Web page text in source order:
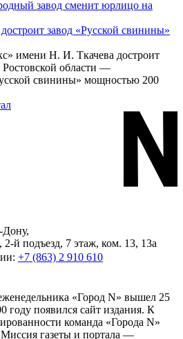
завод «Русской свинины»
имени Н. И. Ткачева достроит
Ростовской области —
свинины» мощностью 200
Дону,
й подъезд, 7 этаж, ком. 13, 13а
+7 (863) 2 910 610
«Город N» вышел 25
году появился сайт издания. К
команда «Города N»
Миссия газеты и портала —